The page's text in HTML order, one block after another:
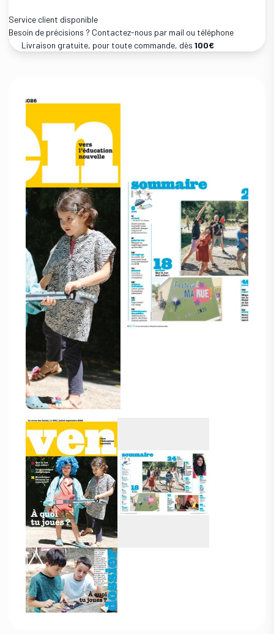
Service client disponible
Besoin de précisions ? Contactez-nous par mail ou téléphone
Livraison gratuite, pour toute commande, dès 100€